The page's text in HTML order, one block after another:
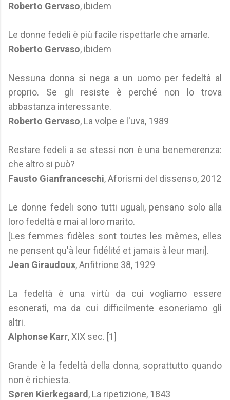
Roberto Gervaso, ibidem
Le donne fedeli è più facile rispettarle che amarle.
Roberto Gervaso, ibidem
Nessuna donna si nega a un uomo per fedeltà al
proprio. Se gli resiste è perché non lo trova
abbastanza interessante.
Roberto Gervaso, La volpe e l'uva, 1989
Restare fedeli a se stessi non è una benemerenza:
che altro si può?
Fausto Gianfranceschi, Aforismi del dissenso, 2012
Le donne fedeli sono tutti uguali, pensano solo alla
loro fedeltà e mai al loro marito.
[Les femmes fidèles sont toutes les mêmes, elles
ne pensent qu'à leur fidélité et jamais à leur mari].
Jean Giraudoux, Anfitrione 38, 1929
La fedeltà è una virtù da cui vogliamo essere
esonerati, ma da cui difficilmente esoneriamo gli
altri.
Alphonse Karr, XIX sec. [1]
Grande è la fedeltà della donna, soprattutto quando
non è richiesta.
Søren Kierkegaard , La ripetizione, 1843